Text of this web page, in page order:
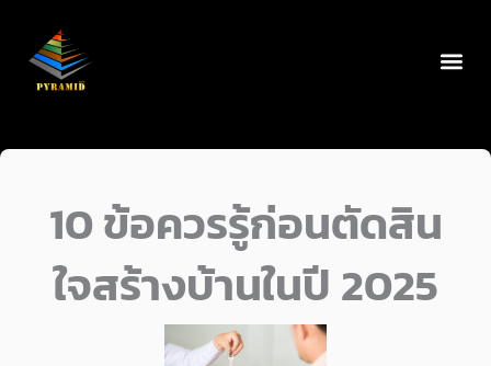
content
10 ข้อควรรู้ก่อนตัดสิน
ใจสร้างบ้านในปี 2025